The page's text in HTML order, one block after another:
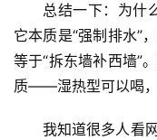
总结一下： 为什
它本质是“强制排水”
等于“拆东墙补西墙”
质——湿热型可以喝
我知道很多人看